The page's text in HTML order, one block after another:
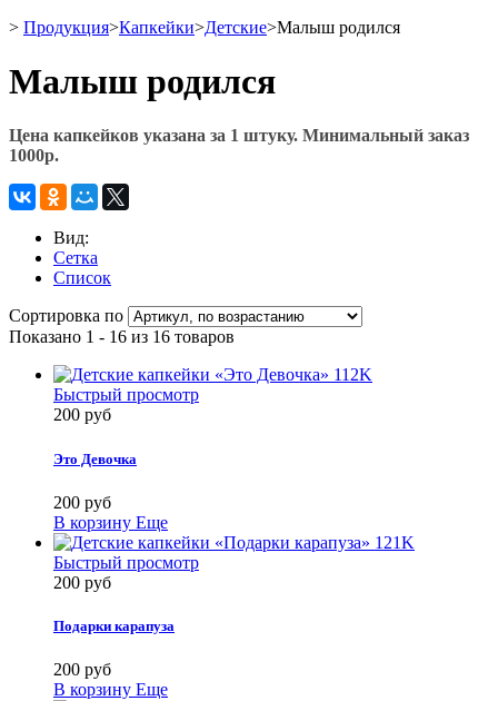
> Продукция>Капкейки>Детские>Малыш родился
Малыш родился
Цена капкейков указана за 1 штуку. Минимальный заказ
1000р.
Вид:
Сетка
Список
Сортировка по
Показано 1 - 16 из 16 товаров
Быстрый просмотр
200 руб
Это Девочка
200 руб
В корзину Еще
Быстрый просмотр
200 руб
Подарки карапуза
200 руб
В корзину Еще